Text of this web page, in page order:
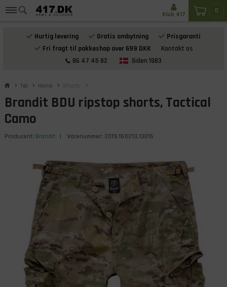
Hurtig levering Gratis ombytning
Prisgaranti
Fri fragt til pakkeshop over 699 DKK
Kontakt os
86 47 45 82
Siden 1983
0
Klub 417
Tøj Herre Shorts
Brandit BDU ripstop shorts, Tactical
Camo
Producent: Brandit | Varenummer: 2019.161(21)L13D16